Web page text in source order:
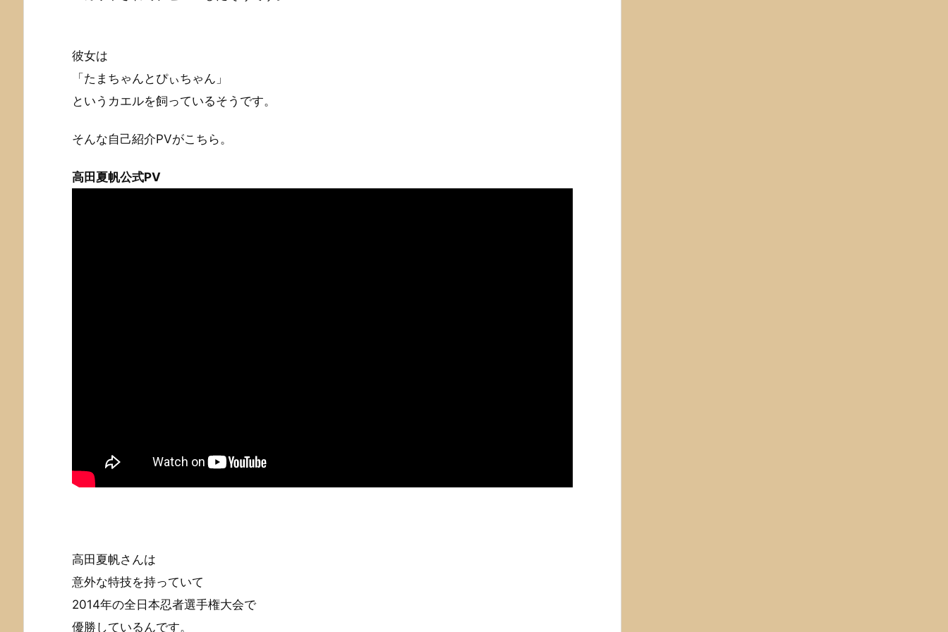
彼女は
「たまちゃんとぴぃちゃん」
というカエルを飼っているそうです。
そんな自己紹介PVがこちら。
高田夏帆公式PV
高田夏帆さんは
意外な特技を持っていて
2014年の全日本忍者選手権大会で
優勝しているんです。